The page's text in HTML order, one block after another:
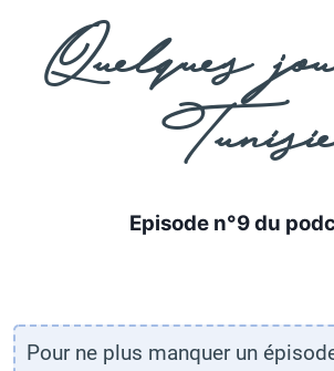
Quelques
Tunisie
Episode n°9 du
Pour ne plus manquer un